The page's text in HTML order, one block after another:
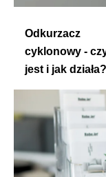
Odkurzacz
cyklonowy -
jest i jak działa?